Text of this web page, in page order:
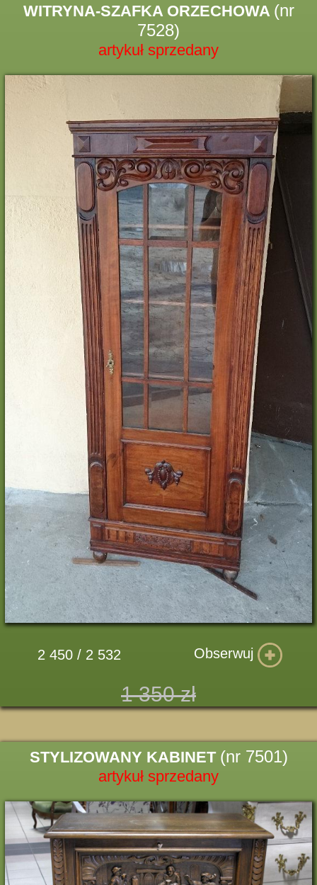
WITRYNA-SZAFKA ORZECHOWA (nr
7528)
artykuł sprzedany
2 450 / 2 532 Obserwuj
1 350 zł
STYLIZOWANY KABINET (nr 7501)
artykuł sprzedany